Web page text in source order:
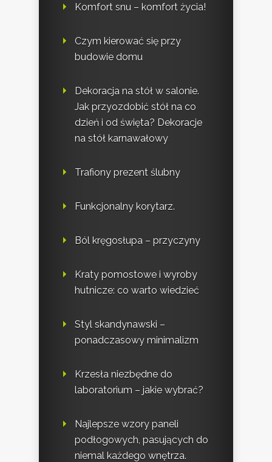
Komfort snu – komfort życia!
Czym kierować się przy
budowie domu
Dekoracja na stół w salonie.
Jak przyozdobić stół na co
dzień i od święta? Dekoracje
na stół karnawałowy
Trafiony prezent ślubny
Funkcjonalny korytarz.
Ból kręgosłupa – przyczyny
Kraty pomostowe i wyroby
hutnicze: co warto wiedzieć
Styl skandynawski –
ponadczasowy minimalizm
Krzesła niezbędne do
laboratorium – jakie wybrać?
Najlepsze wzory paneli
podłogowych, pasujących do
niemal każdego wnętrza.